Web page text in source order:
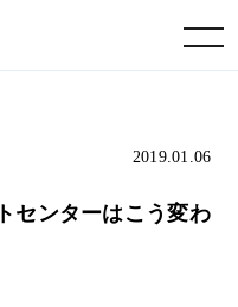
toggle navigation
2019.01.06
センターはこう変わ